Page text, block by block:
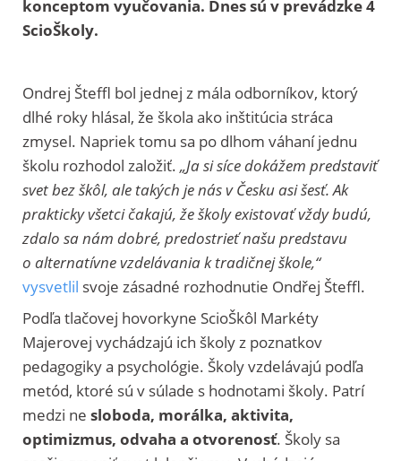
konceptom vyučovania. Dnes sú v prevádzke 4
ScioŠkoly.
Ondrej Šteffl bol jednej z mála odborníkov, ktorý
dlhé roky hlásal, že škola ako inštitúcia stráca
zmysel. Napriek tomu sa po dlhom váhaní jednu
školu rozhodol založiť. „Ja si síce dokážem predstaviť
svet bez škôl, ale takých je nás v Česku asi šesť. Ak
prakticky všetci čakajú, že školy existovaťvždybudú,
zdalo sa nám dobré, predostrieť našu predstavu
o alternatívne vzdelávania k tradičnej škole,“
vysvetlil svoje zásadné rozhodnutie Ondřej Šteffl.
Podľa tlačovej hovorkyne ScioŠkôl Markéty
Majerovej vychádzajú ich školy z poznatkov
pedagogiky a psychológie. Školy vzdelávajú podľa
metód, ktoré sú v súlade s hodnotami školy. Patrí
medzi ne sloboda, morálka, aktivita,
optimizmus, odvaha a otvorenosť. Školy sa